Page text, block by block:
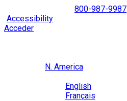
to
content
800-987-9987
Accessibility
Acceder
N. America
English
Français